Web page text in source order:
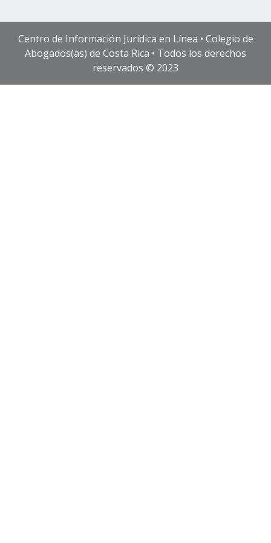
Centro de Información Jurídica en Línea • Colegio de
Abogados(as) de Costa Rica • Todos los derechos
reservados © 2023